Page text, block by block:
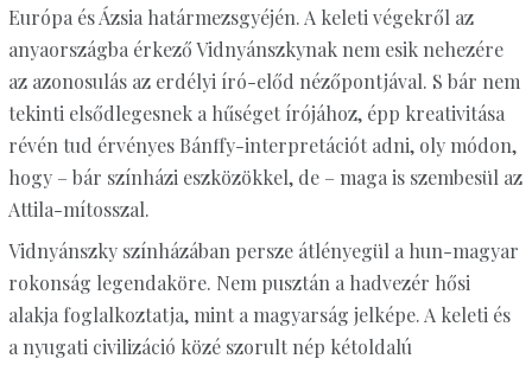
Európa és Ázsia határmezsgyéjén. A keleti végekről az
anyaországba érkező Vidnyánszkynak nem esik nehezére
az azonosulás az erdélyi író-előd nézőpontjával. S bár nem
tekinti elsődlegesnek a hűséget írójához, épp kreativitása
révén tud érvényes Bánffy-interpretációt adni, oly módon,
hogy – bár színházi eszközökkel, de – maga is szembesül az
Attila-mítosszal.
Vidnyánszky színházában persze átlényegül a hun-magyar
rokonság legendaköre. Nem pusztán a hadvezér hősi
alakja foglalkoztatja, mint a magyarság jelképe. A keleti és
a nyugati civilizáció közé szorult nép kétoldalú